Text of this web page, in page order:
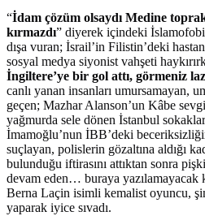
“İdam çözüm olsaydı Medine
kırmazdı” diyerek içindeki
dışa vuran; İsrail’in Filistin’deki
sosyal medya siyonist vahşeti
İngiltere’ye bir gol attı, görmeniz
canlı yanan insanları umursamayan,
geçen; Mazhar Alanson’un Kâbe
yağmurda sele dönen İstanbul
İmamoğlu’nun İBB’deki
suçlayan, polislerin gözaltına aldığı
bulunduğu iftirasını attıktan sonra
devam eden… buraya yazılamayacak
Berna Laçin isimli kemalist oyuncu,
yaparak iyice sıvadı.